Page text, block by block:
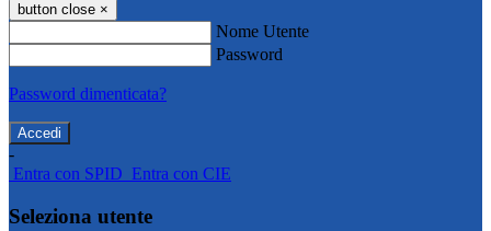
button close ×
Nome Utente
Password
Password dimenticata?
-
Entra con SPID Entra con CIE
Seleziona utente